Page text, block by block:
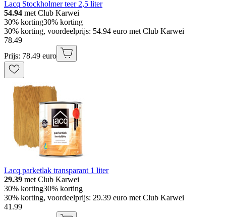
Lacq Stockholmer teer 2,5 liter
54.94 met Club Karwei
30% korting30% korting
30% korting, voordeelprijs: 54.94 euro met Club Karwei
78.49
Prijs: 78.49 euro
Lacq parketlak transparant 1 liter
29.39 met Club Karwei
30% korting30% korting
30% korting, voordeelprijs: 29.39 euro met Club Karwei
41 .99